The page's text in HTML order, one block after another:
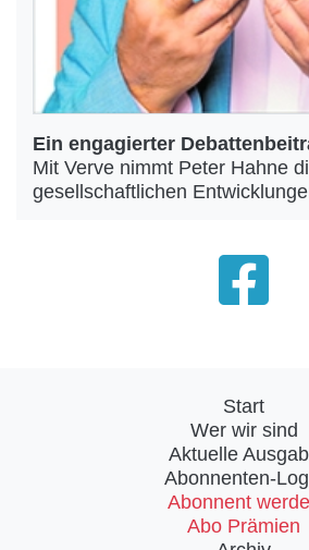
Ein engagierter
Mit Verve nimmt Peter Hahne
gesellschaftlichen
Start
Wer wir sind
Aktuelle
Abonnenten-
Abonnent
Abo Prämien